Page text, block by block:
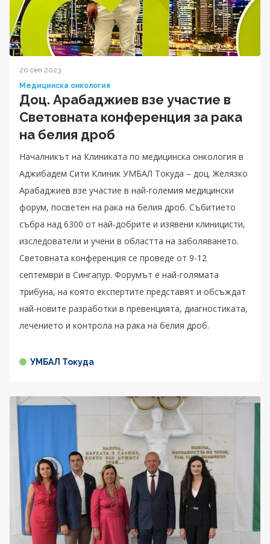
20 сеп 2023
Медицинска онкология
Доц. Арабаджиев взе участие в
Световната конференция за рака
на белия дроб
Началникът на Клиниката по медицинска онкология в
Аджибадем Сити Клиник УМБАЛ Токуда – доц. Желязко
Арабаджиев взе участие в най-големия медицински
форум, посветен на рака на белия дроб. Събитието
събра над 6300 от най-добрите и изявени клиницисти,
изследователи и учени в областта на заболяването.
Световната конференция се проведе от 9-12
септември в Сингапур. Форумът е най-голямата
трибуна, на която експертите представят и обсъждат
най-новите разработки в превенцията, диагностиката,
лечението и контрола на рака на белия дроб.
УМБАЛ Токуда